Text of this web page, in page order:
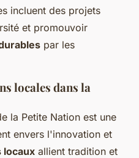
incluent des projets
et promouvoir
par les
locales dans la
la Petite Nation est une
envers l'innovation et
locaux allient tradition et